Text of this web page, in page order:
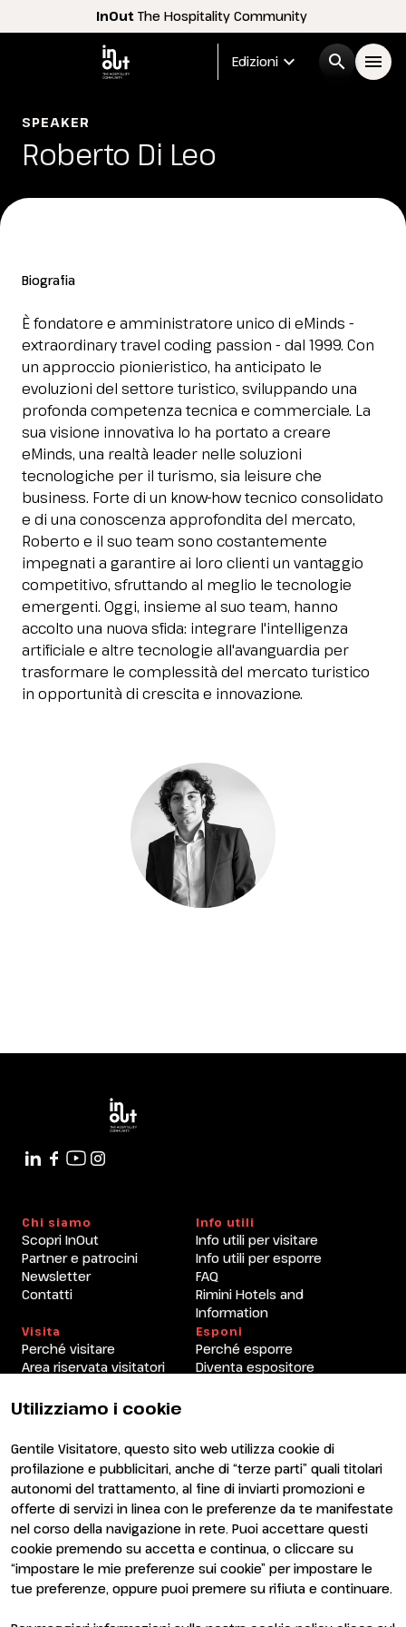
InOut The Hospitality Community
Edizioni expand_more search menu
Menù
Buyer
Media Room arrow_right
Stai pianificando la tua visita a InOut?
OTTIENI IL TUO BIGLIETTO! arrow_circle_right
SPEAKER
Roberto Di Leo
Biografia
È fondatore e amministratore unico di eMinds -
extraordinary travel coding passion - dal 1999. Con
un approccio pionieristico, ha anticipato le
evoluzioni del settore turistico, sviluppando una
profonda competenza tecnica e commerciale. La
sua visione innovativa lo ha portato a creare
eMinds, una realtà leader nelle soluzioni
tecnologiche per il turismo, sia leisure che
business. Forte di un know-how tecnico consolidato
e di una conoscenza approfondita del mercato,
Roberto e il suo team sono costantemente
impegnati a garantire ai loro clienti un vantaggio
competitivo, sfruttando al meglio le tecnologie
emergenti. Oggi, insieme al suo team, hanno
accolto una nuova sfida: integrare l'intelligenza
artificiale e altre tecnologie all'avanguardia per
trasformare le complessità del mercato turistico
in opportunità di crescita e innovazione.
Utilizziamo i cookie
Gentile Visitatore, questo sito web utilizza cookie di
profilazione e pubblicitari, anche di “terze parti” quali titolari
autonomi del trattamento, al fine di inviarti promozioni e
offerte di servizi in linea con le preferenze da te manifestate
nel corso della navigazione in rete. Puoi accettare questi
cookie premendo su accetta e continua, o cliccare su
“impostare le mie preferenze sui cookie” per impostare le
tue preferenze, oppure puoi premere su rifiuta e continuare.
Chi siamo
Scopri InOut
Partner e patrocini
Newsletter
Contatti
Info utili
Info utili per visitare
Info utili per esporre
FAQ
Rimini Hotels and
Information
Visita
Perché visitare
Area riservata visitatori
Esponi
Perché esporre
Diventa espositore
ENTI CERTIFICATORI